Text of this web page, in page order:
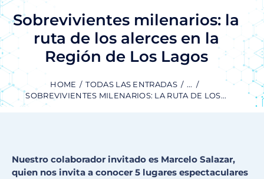
Sobrevivientes milenarios: la
ruta de los alerces en la
Región de Los Lagos
HOME TODAS LAS ENTRADAS
...
SOBREVIVIENTES MILENARIOS: LA RUTA DE LOS...
Nuestro colaborador invitado es Marcelo Salazar,
quien nos invita a conocer 5 lugares espectaculares